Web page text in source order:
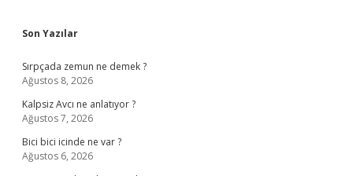
Sidebar
Son Yazılar
Sırpçada zemun ne demek ?
Ağustos 8, 2026
Kalpsiz Avcı ne anlatıyor ?
Ağustos 7, 2026
Bici bici icinde ne var ?
Ağustos 6, 2026